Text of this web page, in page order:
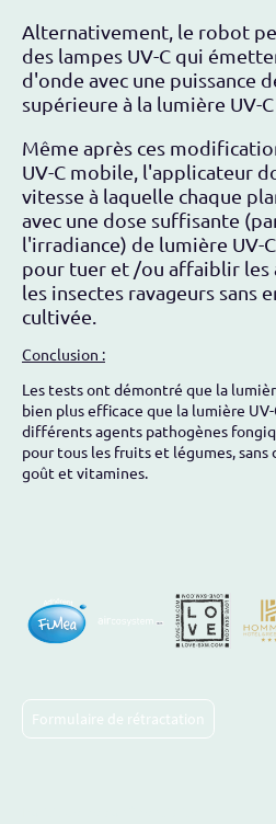
Alternativement, le robot
des lampes UV-C qui
d'onde avec une puissance
supérieure à la lumière UV-C
Même après ces
UV-C mobile, l'applicateur
vitesse à laquelle chaque
avec une dose suffisante
l'irradiance) de lumière UV-
pour tuer et /ou affaiblir les
les insectes ravageurs sans
cultivée.
Conclusion :
Les tests ont démontré que la
bien plus efficace que la lumière
différents agents pathogènes
pour tous les fruits et légumes, sans
goût et vitamines.
Formulaire de rétractation